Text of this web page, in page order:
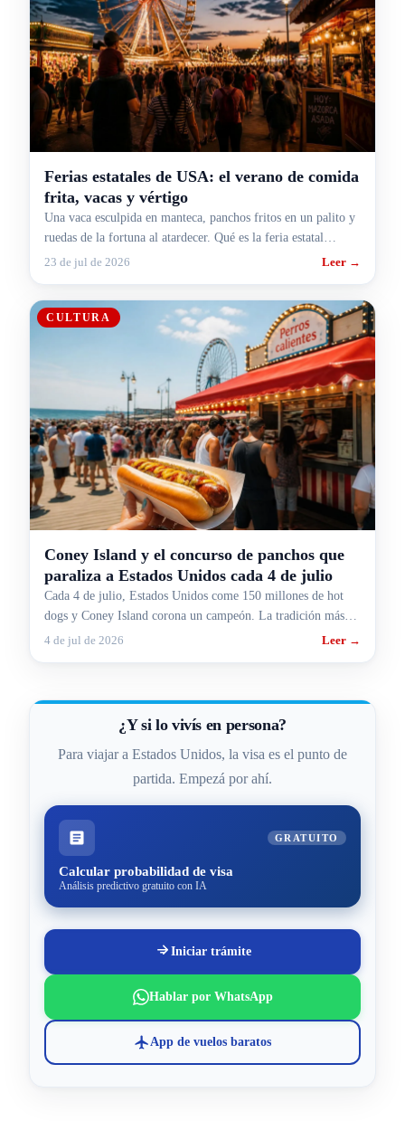
Ferias estatales de USA: el verano de comida
frita, vacas y vértigo
Una vaca esculpida en manteca, panchos fritos en un palito y
ruedas de la fortuna al atardecer. Qué es la feria estatal
americana y por qué agosto es su mes.
23 de jul de 2026 Leer →
CULTURA
Coney Island y el concurso de panchos que
paraliza a Estados Unidos cada 4 de julio
Cada 4 de julio, Estados Unidos come 150 millones de hot
dogs y Coney Island corona un campeón. La tradición más
rara y más gringa, contada para argentinos.
4 de jul de 2026 Leer →
¿Y si lo vivís en persona?
Para viajar a Estados Unidos, la visa es el punto de
partida. Empezá por ahí.
Calcular probabilidad de visa
Análisis predictivo gratuito con IA
GRATUITO
Iniciar trámite
Hablar por WhatsApp
App de vuelos baratos